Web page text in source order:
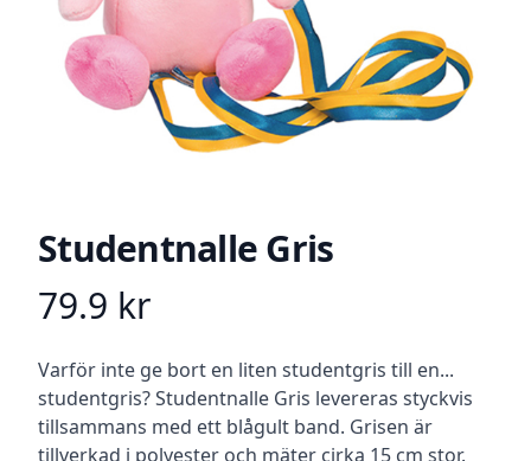
Studentnalle Gris
Product information
79.9 kr
Beskrivning
Varför inte ge bort en liten studentgris till en...
studentgris? Studentnalle Gris levereras styckvis
tillsammans med ett blågult band. Grisen är
tillverkad i polyester och mäter cirka 15 cm stor.